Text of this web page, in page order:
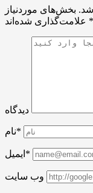
شد. بخش‌های موردنیاز
*
دیدگاه
نام*
ایمیل*
وب سایت